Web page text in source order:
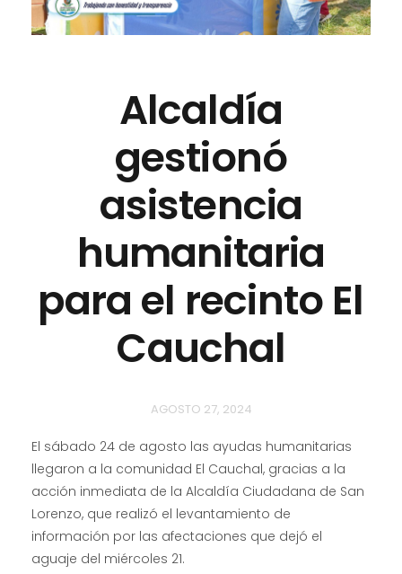
Alcaldía
gestionó
asistencia
humanitaria
para el recinto El
Cauchal
AGOSTO 27, 2024
El sábado 24 de agosto las ayudas humanitarias
llegaron a la comunidad El Cauchal, gracias a la
acción inmediata de la Alcaldía Ciudadana de San
Lorenzo, que realizó el levantamiento de
información por las afectaciones que dejó el
aguaje del miércoles 21.